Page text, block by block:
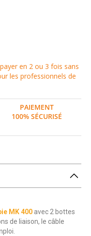
en 2 ou 3 fois sans
les professionnels de
PAIEMENT
100% SÉCURISÉ
MK 400 avec 2 bottes
de liaison, le câble